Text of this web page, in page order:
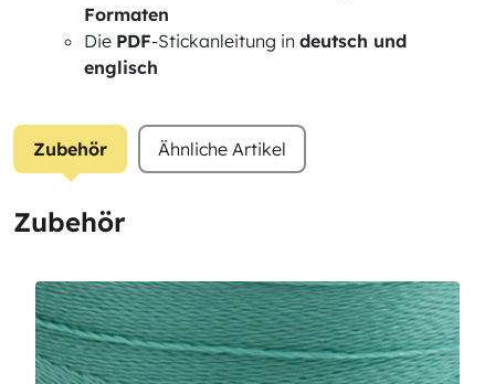
Formaten
Die PDF-Stickanleitung in deutsch und
englisch
Zubehör Ähnliche Artikel
Zubehör